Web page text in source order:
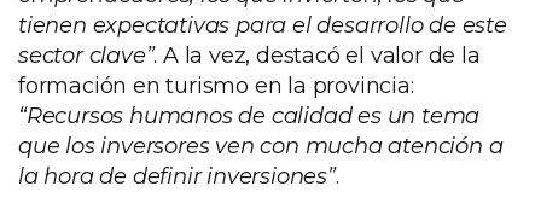
tienen expectativas para el desarrollo de este
sector clave”. A la vez, destacó el valor de la
formación en turismo en la provincia:
“Recursos humanos de calidad es un tema
que los inversores ven con mucha atención a
la hora de definir inversiones”.